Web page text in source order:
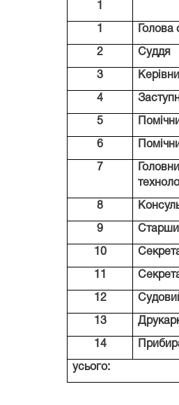
Голова
2 Суддя
3
4
5
6
7
8
9
10
12
13
14
усього: